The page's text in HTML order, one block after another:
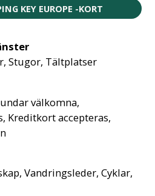
KEY EUROPE -KORT
Stugor, Tältplatser
välkomna,
Kreditkort accepteras,
Vandringsleder, Cyklar,